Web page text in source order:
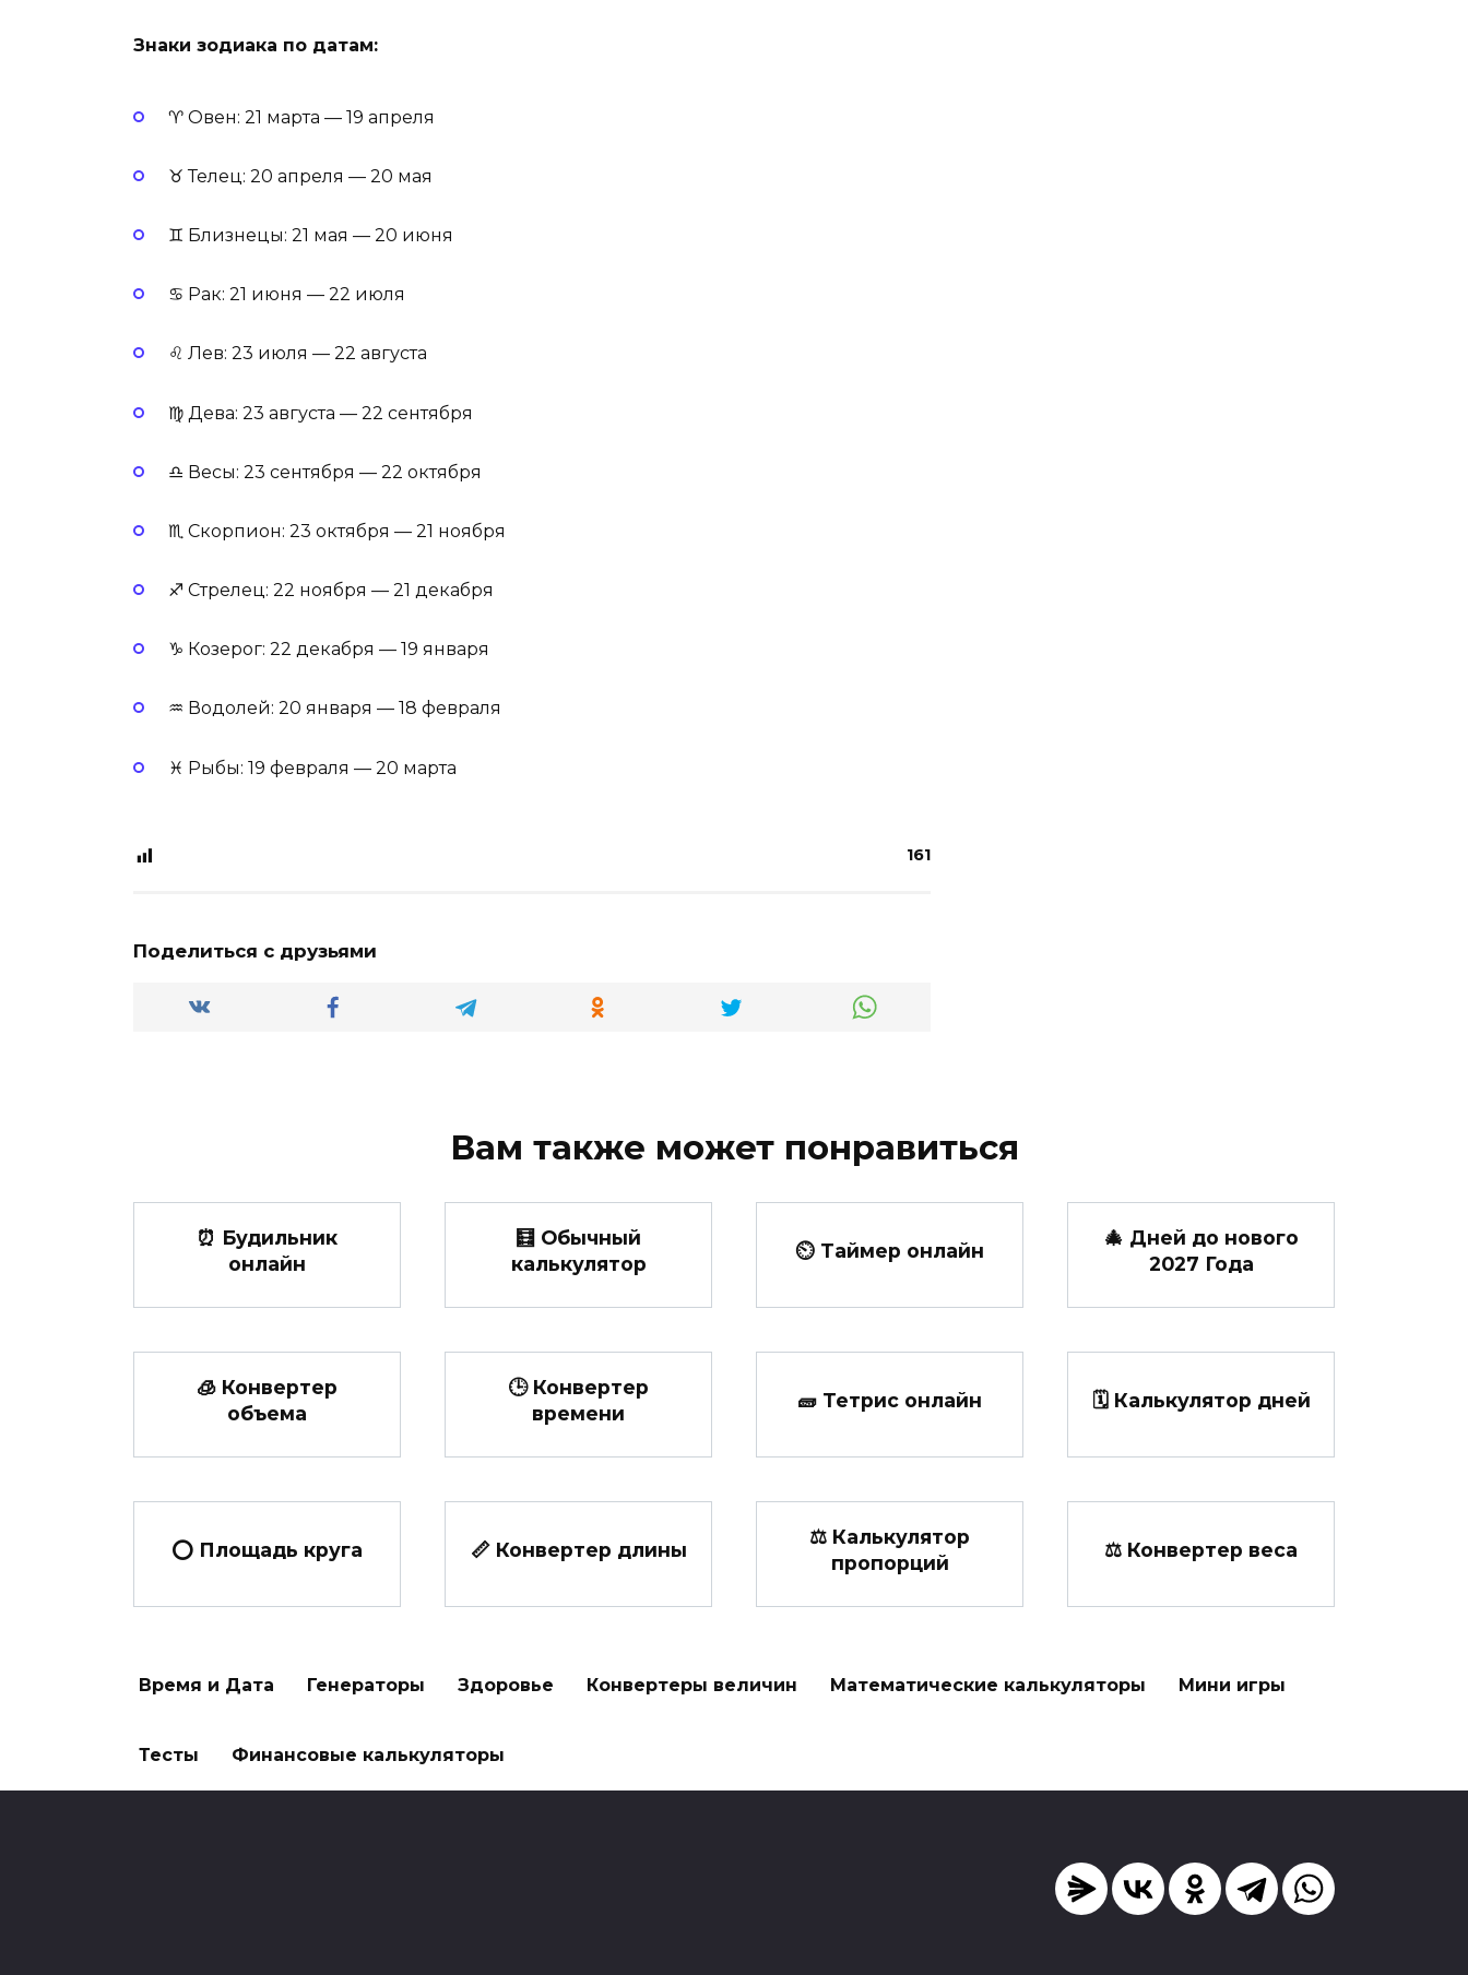
Знаки зодиака по датам:
♈ Овен: 21 марта — 19 апреля
♉ Телец: 20 апреля — 20 мая
♊ Близнецы: 21 мая — 20 июня
♋ Рак: 21 июня — 22 июля
♌ Лев: 23 июля — 22 августа
♍ Дева: 23 августа — 22 сентября
♎ Весы: 23 сентября — 22 октября
♏ Скорпион: 23 октября — 21 ноября
♐ Стрелец: 22 ноября — 21 декабря
♑ Козерог: 22 декабря — 19 января
♒ Водолей: 20 января — 18 февраля
♓ Рыбы: 19 февраля — 20 марта
161
Поделиться с друзьями
Вам также может понравиться
⏰ Будильник
онлайн
🧮 Обычный
калькулятор
⏲ Таймер онлайн
🎄 Дней до нового
2027 Года
🧊 Конвертер
объема
🕒 Конвертер
времени
🧱 Тетрис онлайн 🗓️ Калькулятор дней
⭕ Площадь круга 📏 Конвертер длины
⚖ Калькулятор
пропорций
⚖️ Конвертер веса
Время и Дата Генераторы Здоровье Конвертеры величин Математические калькуляторы Мини игры
Тесты Финансовые калькуляторы